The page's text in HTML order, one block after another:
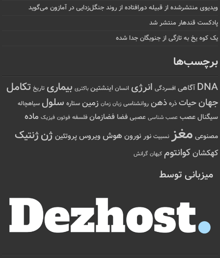
ویدیوی منتشرشده از قبیله دورافتاده‌ از روند جنگل‌زدایی در آمازون می‌گوید
پادکست قندهار منتشر شد
یک کوه یخ به تازگی از جنوبگان جدا شده
برچسب‌ها
DNA آگاهی افسردگی انرژی انسان اینشتین باکتری بیماری تاریخ تکامل
جهانحیات ذره ذهن روانشناسی زبان زمان زمین ستاره سلول سیاهچاله
سیگنال عصب عصب شناسی عصبی فضا فضازمان فلسفه فوتون فیزیک ماده
مصنوعی مغز نسبیت نور نورون هوش ویروس پروتئین ژنژنتیک
کهکشانکوانتوم کیهان گرانش
میزبانی توسط